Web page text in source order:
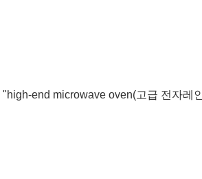
end microwave oven(고급 전자레